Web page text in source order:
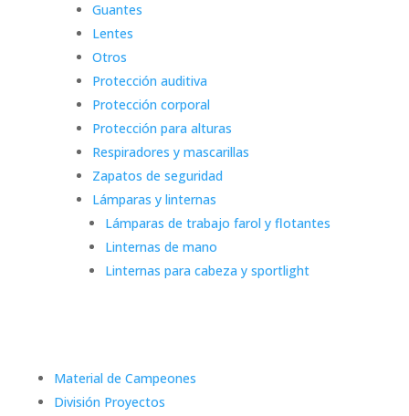
Guantes
Lentes
Otros
Protección auditiva
Protección corporal
Protección para alturas
Respiradores y mascarillas
Zapatos de seguridad
Lámparas y linternas
Lámparas de trabajo farol y flotantes
Linternas de mano
Linternas para cabeza y sportlight
Material de Campeones
División Proyectos